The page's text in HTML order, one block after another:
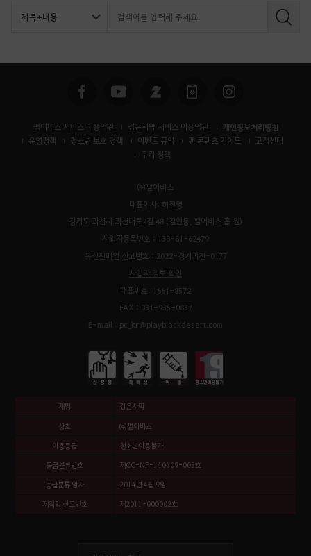
검
펄어비스 서비스 이용약관 검은사막 서비스 이용약관 개인정보처리방침
운영정책 청소년 보호 정책 이벤트 규약 팬 콘텐츠 가이드
고객센터
쿠키 정책
㈜펄어비스
대표이사: 허진영
경기도 과천시 과천대로2길 48 (갈현동, 펄어비스 홈 원)
사업자등록번호 : 138-81-62479
통신판매업 신고번호 : 2022-경기과천-0177
사업자 정보 확인
대표번호: 1661-8572
FAX : 031-935-0837
E-mail : pc_kr@playblackdesert.com
제명 검은사막
상호 ㈜펄어비스
이용등급 청소년이용불가
등급분류번호 제CC-NP-140409-005호
등급분류 일자 2014년 4월 9일
제작업 신고번호 제2011-000002호